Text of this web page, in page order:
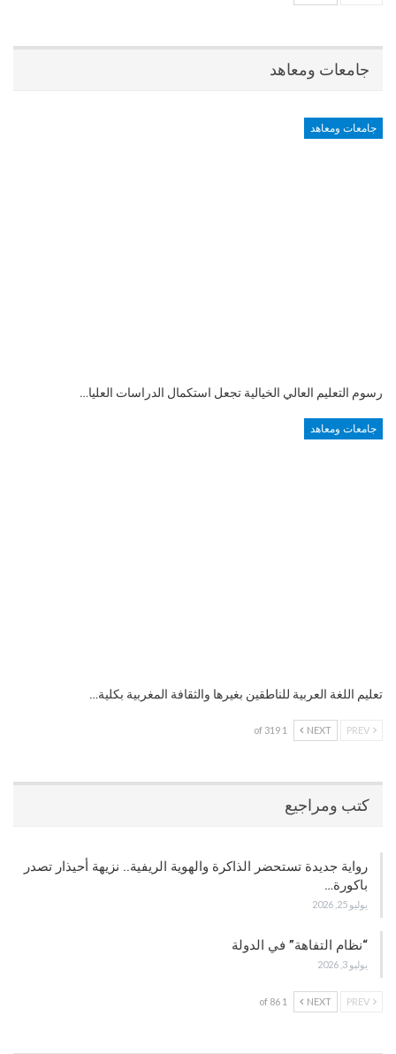
جامعات ومعاهد
جامعات ومعاهد
رسوم التعليم العالي الخيالية تجعل استكمال الدراسات العليا…
جامعات ومعاهد
تعليم اللغة العربية للناطقين بغيرها والثقافة المغربية بكلية…
NEXT
1 of 319
كتب ومراجيع
رواية جديدة تستحضر الذاكرة والهوية الريفية.. نزيهة أحيذار تصدر
باكورة…
يوليو 25, 2026
“نظام التفاهة” في الدولة
يوليو 3, 2026
NEXT
1 of 86